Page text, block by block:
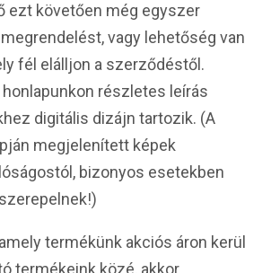
ezt követően még egyszer
vagy lehetőség van
fél elálljon a szerződéstől.
részletes leírás
digitális dizájn tartozik. (A
megjelenített képek
bizonyos esetekben
termékünk akciós áron kerül